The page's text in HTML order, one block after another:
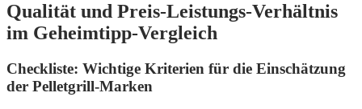
Qualität und Preis-Leistungs-Verhältnis
im Geheimtipp-Vergleich
Checkliste: Wichtige Kriterien für die Einschätzung
der Pelletgrill-Marken